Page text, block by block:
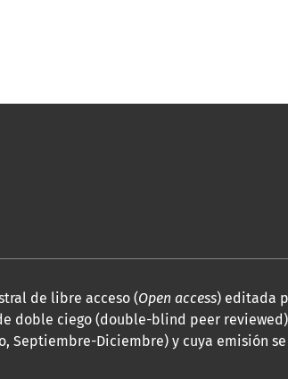
de libre acceso (Open access) editada
doble ciego (double-blind peer
Septiembre-Diciembre) y cuya emisión